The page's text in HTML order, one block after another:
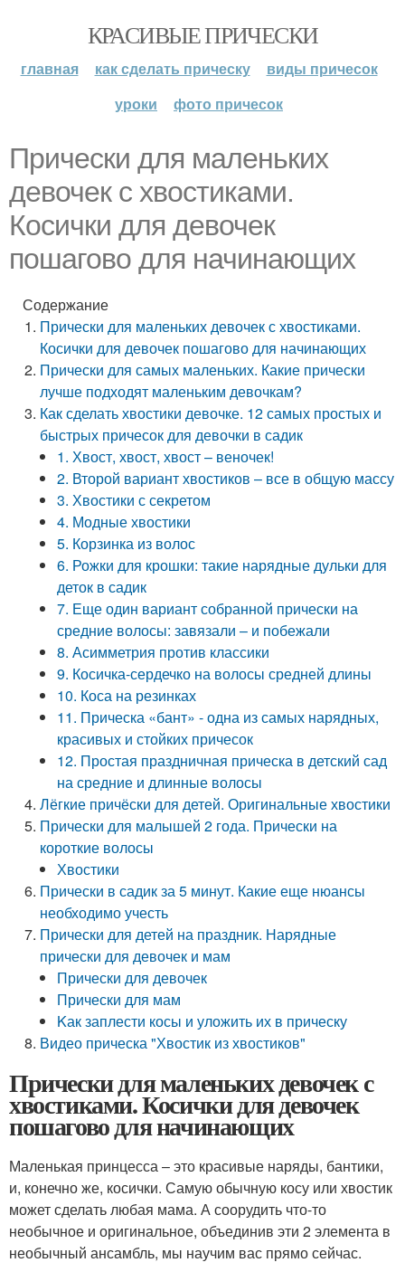
КРАСИВЫЕ ПРИЧЕСКИ
главная как сделать прическу
виды причесок
уроки
фото причесок
Прически для маленьких
девочек с хвостиками.
Косички для девочек
пошагово для начинающих
Содержание
Прически для маленьких девочек с хвостиками.
Косички для девочек пошагово для начинающих
Прически для самых маленьких. Какие прически
лучше подходят маленьким девочкам?
Как сделать хвостики девочке. 12 самых простых и
быстрых причесок для девочки в садик
1. Хвост, хвост, хвост – веночек!
2. Второй вариант хвостиков – все в общую массу
3. Хвостики с секретом
4. Модные хвостики
5. Корзинка из волос
6. Рожки для крошки: такие нарядные дульки для
деток в садик
7. Еще один вариант собранной прически на
средние волосы: завязали – и побежали
8. Асимметрия против классики
9. Косичка-сердечко на волосы средней длины
10. Коса на резинках
11. Прическа «бант» - одна из самых нарядных,
красивых и стойких причесок
12. Простая праздничная прическа в детский сад
на средние и длинные волосы
Лёгкие причёски для детей. Оригинальные хвостики
Прически для малышей 2 года. Прически на
короткие волосы
Хвостики
Прически в садик за 5 минут. Какие еще нюансы
необходимо учесть
Прически для детей на праздник. Нарядные
прически для девочек и мам
Прически для девочек
Прически для мам
Kак заплести косы и уложить их в прическу
Видео прическа "Хвостик из хвостиков"
Прически для маленьких девочек с
хвостиками. Косички для девочек
пошагово для начинающих
Маленькая принцесса – это красивые наряды, бантики,
и, конечно же, косички. Самую обычную косу или хвостик
может сделать любая мама. А соорудить что-то
необычное и оригинальное, объединив эти 2 элемента в
необычный ансамбль, мы научим вас прямо сейчас.